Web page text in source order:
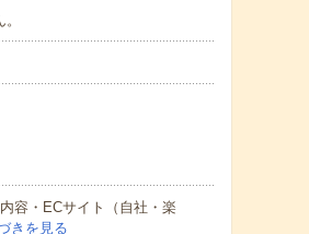
容・ECサイト（自社・楽
きを見る